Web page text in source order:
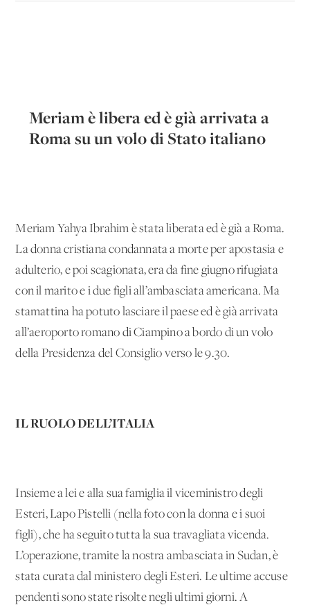
Meriam è libera ed è già arrivata a
Roma su un volo di Stato italiano
Meriam Yahya Ibrahim è stata liberata ed è già a Roma.
La donna cristiana condannata a morte per apostasia e
adulterio, e poi scagionata, era da fine giugno rifugiata
con il marito e i due figli all’ambasciata americana. Ma
stamattina ha potuto lasciare il paese ed è già arrivata
all’aeroporto romano di Ciampino a bordo di un volo
della Presidenza del Consiglio verso le 9.30.
IL RUOLO DELL’ITALIA
Insieme a lei e alla sua famiglia il viceministro degli
Esteri, Lapo Pistelli (nella foto con la donna e i suoi
figli), che ha seguito tutta la sua travagliata vicenda.
L’operazione, tramite la nostra ambasciata in Sudan, è
stata curata dal ministero degli Esteri. Le ultime accuse
pendenti sono state risolte negli ultimi giorni. A